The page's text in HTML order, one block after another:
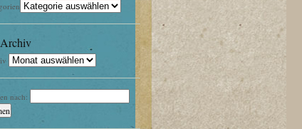
Archiv
nach: